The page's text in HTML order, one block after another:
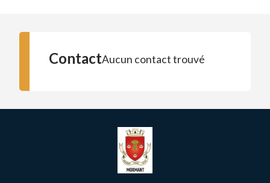
ContactAucun contact trouvé